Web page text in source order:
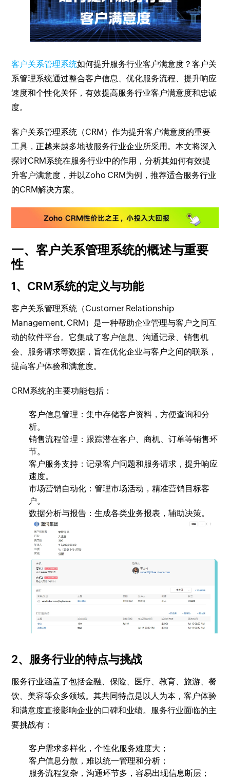
客户关系管理系统如何提升服务行业客户满意度？客户关
系管理系统通过整合客户信息、优化服务流程、提升响应
速度和个性化关怀，有效提高服务行业客户满意度和忠诚
度。
客户关系管理系统（CRM）作为提升客户满意度的重要
工具，正越来越多地被服务行业企业所采用。本文将深入
探讨CRM系统在服务行业中的作用，分析其如何有效提
升客户满意度，并以Zoho CRM为例，推荐适合服务行业
的CRM解决方案。
一、客户关系管理系统的概述与重要
性
1、CRM系统的定义与功能
客户关系管理系统（Customer Relationship
Management, CRM）是一种帮助企业管理与客户之间互
动的软件平台。它集成了客户信息、沟通记录、销售机
会、服务请求等数据，旨在优化企业与客户之间的联系，
提高客户体验和满意度。
CRM系统的主要功能包括：
客户信息管理：集中存储客户资料，方便查询和分
析。
销售流程管理：跟踪潜在客户、商机、订单等销售环
节。
客户服务支持：记录客户问题和服务请求，提升响应
速度。
市场营销自动化：管理市场活动，精准营销目标客
户。
数据分析与报告：生成各类业务报表，辅助决策。
2、服务行业的特点与挑战
服务行业涵盖了包括金融、保险、医疗、教育、旅游、餐
饮、美容等众多领域。其共同特点是以人为本，客户体验
和满意度直接影响企业的口碑和业绩。服务行业面临的主
要挑战有：
客户需求多样化，个性化服务难度大；
客户信息分散，难以统一管理和分析；
服务流程复杂，沟通环节多，容易出现信息断层；